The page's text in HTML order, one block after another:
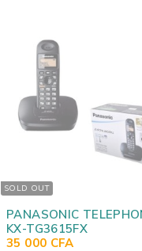
TELEPHONE
CFA